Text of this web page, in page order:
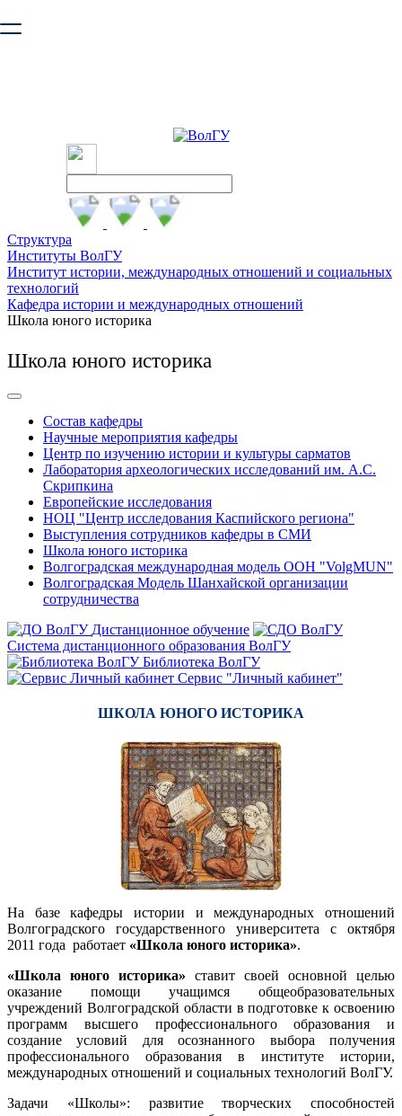
безопасную работу с сайтом. Пожалуйста
Структура
Институты ВолГУ
Институт истории, международных отношений и социальных
технологий
Кафедра истории и международных отношений
Школа юного историка
Школа юного историка
Состав кафедры
Научные мероприятия кафедры
Центр по изучению истории и культуры сарматов
Лаборатория археологических исследований им. А.С.
Скрипкина
Европейские исследования
НОЦ "Центр исследования Каспийского региона"
Выступления сотрудников кафедры в СМИ
Школа юного историка
Волгоградская международная модель ООН "VolgMUN"
Волгоградская Модель Шанхайской организации
сотрудничества
Дистанционное обучение
Система дистанционного образования ВолГУ
Библиотека ВолГУ
Сервис "Личный кабинет"
ШКОЛА ЮНОГО ИСТОРИКА
На базе кафедры истории и международных отношений
Волгоградского государственного университета с октября
2011 года работает «Школа юного историка».
«Школа юного историка» ставит своей основной целью
оказание помощи учащимся общеобразовательных
учреждений Волгоградской области в подготовке к освоению
программ высшего профессионального образования и
создание условий для осознанного выбора получения
профессионального образования в институте истории,
международных отношений и социальных технологий ВолГУ.
Задачи «Школы»: развитие творческих способностей